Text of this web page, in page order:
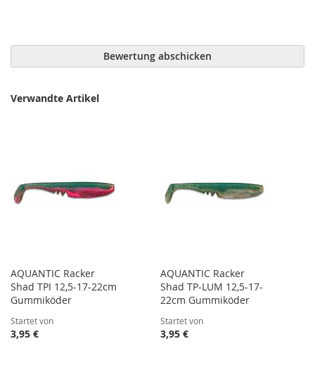
Bewertung abschicken
Verwandte Artikel
AQUANTIC Racker
Shad TPI 12,5-17-22cm
Gummiköder
Startet von
3,95 €
AQUANTIC Racker
Shad TP-LUM 12,5-17-
22cm Gummiköder
Startet von
3,95 €